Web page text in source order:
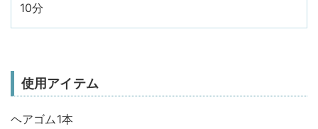
10分
使用アイテム
ヘアゴム1本